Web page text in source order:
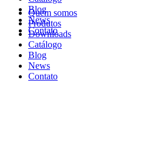
Quem somos
Produtos
Downloads
Catálogo
Blog
News
Contato
Blog
News
Contato